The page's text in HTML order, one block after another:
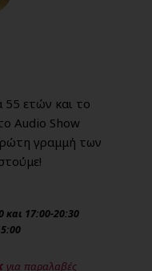
55 ετών και το
Audio Show
γραμμή των
και 17:00-20:30
για παραλαβές